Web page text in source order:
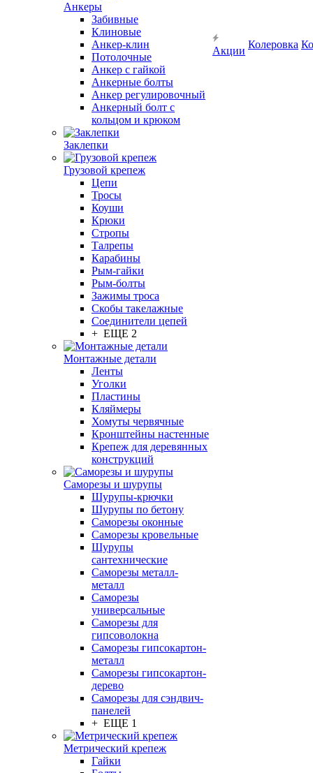
Анкеры
Забивные
Клиновые
Анкер-клин
Потолочные
Анкер с гайкой
Анкерные болты
Анкер регулировочный
Анкерный болт с
кольцом и крюком
Заклепки
Грузовой крепеж
Цепи
Тросы
Коуши
Крюки
Стропы
Талрепы
Карабины
Рым-гайки
Рым-болты
Зажимы троса
Скобы такелажные
Соединители цепей
+ ЕЩЕ 2
Монтажные детали
Ленты
Уголки
Пластины
Кляймеры
Хомуты червячные
Кронштейны настенные
Крепеж для деревянных
конструкций
Саморезы и шурупы
Шурупы-крючки
Шурупы по бетону
Саморезы оконные
Саморезы кровельные
Шурупы
сантехнические
Саморезы металл-
металл
Саморезы
универсальные
Саморезы для
гипсоволокна
Саморезы гипсокартон-
металл
Саморезы гипсокартон-
дерево
Саморезы для сэндвич-
панелей
+ ЕЩЕ 1
Метрический крепеж
Гайки
Акции
Колеровка